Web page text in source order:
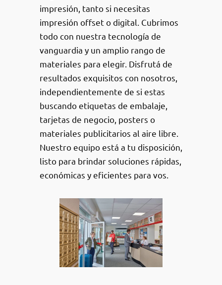
impresión, tanto si necesitas
impresión offset o digital. Cubrimos
todo con nuestra tecnología de
vanguardia y un amplio rango de
materiales para elegir. Disfrutá de
resultados exquisitos con nosotros,
independientemente de si estas
buscando etiquetas de embalaje,
tarjetas de negocio, posters o
materiales publicitarios al aire libre.
Nuestro equipo está a tu disposición,
listo para brindar soluciones rápidas,
económicas y eficientes para vos.